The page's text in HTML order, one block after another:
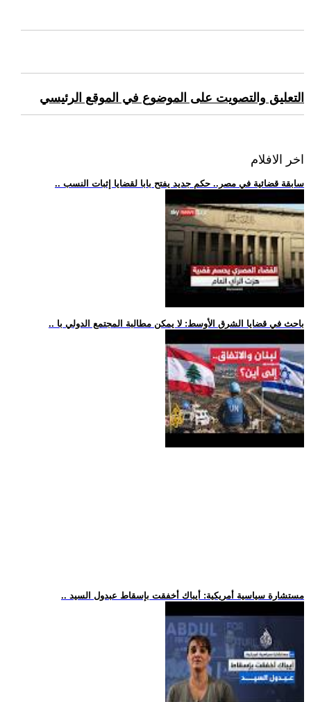
التعليق والتصويت على الموضوع في الموقع الرئيسي
اخر الافلام
.. سابقة قضائية في مصر.. حكم جديد يفتح بابا لقضايا إثبات النسب
.. باحث في قضايا الشرق الأوسط: لا يمكن مطالبة المجتمع الدولي با
.. مستشارة سياسية أمريكية: أيباك أخفقت بإسقاط عبدول السيد